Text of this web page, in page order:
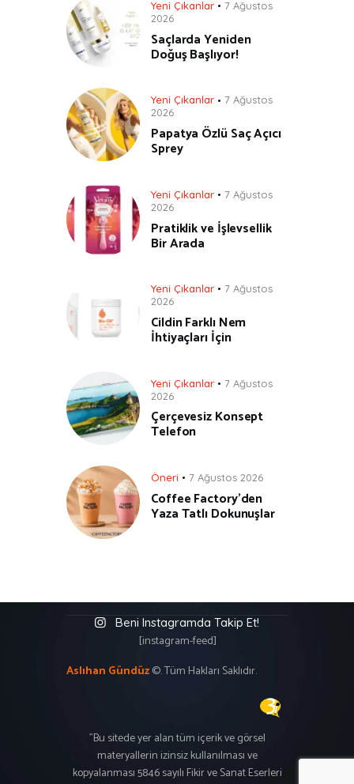
Yeni Çıkanlar
7 Ağustos
2026
Saçlarda Yeniden
Doğuş Başlıyor!
Yeni Çıkanlar
7 Ağustos
2026
Papatya Özlü Saç Açıcı
Sprey
Yeni Çıkanlar
7 Ağustos
2026
Pratiklik ve İşlevsellik
Bir Arada
Yeni Çıkanlar
7 Ağustos
2026
Cildin Farklı Nem
İhtiyaçları İçin
Yeni Çıkanlar
7 Ağustos
2026
Çerçevesiz Konsept
Telefon
Öneri 7 Ağustos 2026
Coffee Factory’den
Yaza Tatlı Dokunuşlar
Beni Instagramda Takip Et!
[instagram-feed]
Aslıhan Gündüz©. Tüm Hakları Saklıdır.
"Bu sitede yer alan tüm içerik ve görsel
materyallerin izinsiz kullanılması ve
kopyalanması 5846 sayılı Fikir ve Sanat Eserleri